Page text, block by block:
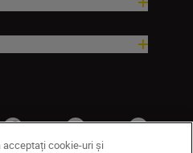
acceptați cookie-uri și